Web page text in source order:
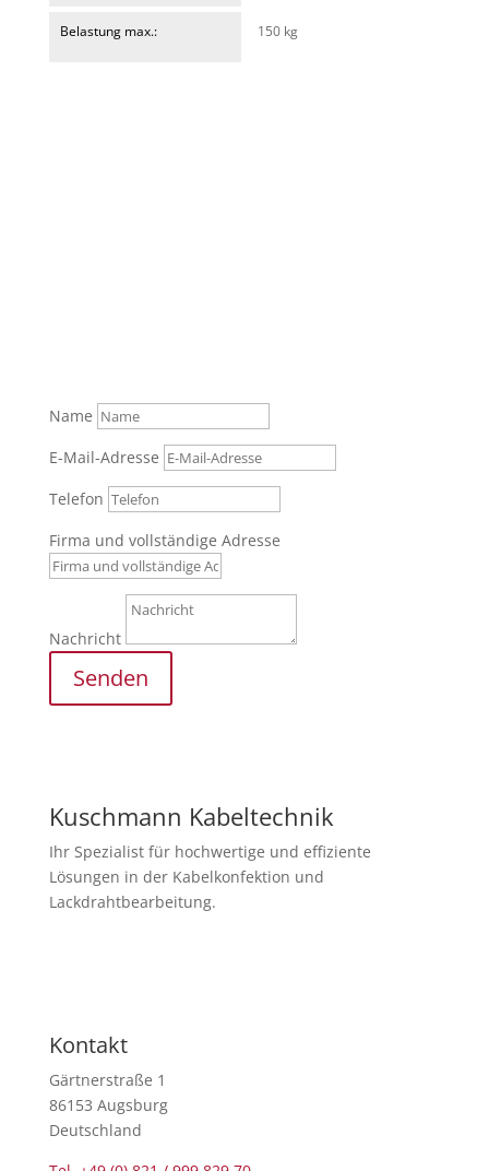
Belastung max.: 150 kg
Name
E-Mail-Adresse
Telefon
Firma und vollständige Adresse
Nachricht
Senden
Kuschmann Kabeltechnik
Ihr Spezialist für hochwertige und effiziente
Lösungen in der Kabelkonfektion und
Lackdrahtbearbeitung.
Kontakt
Gärtnerstraße 1
86153 Augsburg
Deutschland